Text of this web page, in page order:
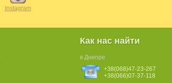
Instagram
Как нас найти
в Днепре
+38(068)47-23-267
+38(066)07-37-118